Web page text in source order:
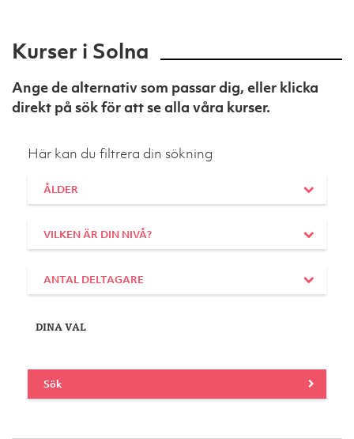
Kurser i Solna
Ange de alternativ som passar dig, eller klicka
direkt på sök för att se alla våra kurser.
Här kan du filtrera din sökning
ÅLDER
VILKEN ÄR DIN NIVÅ?
ANTAL DELTAGARE
DINA VAL
Sök